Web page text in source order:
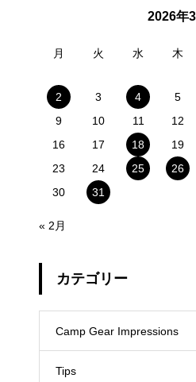
2026年3
月 火 水 木
2
3 4 5
9
10 11 12
16
17 18 19
23
24 25 26
30
31
« 2月
カテゴリー
Camp Gear Impressions
Tips